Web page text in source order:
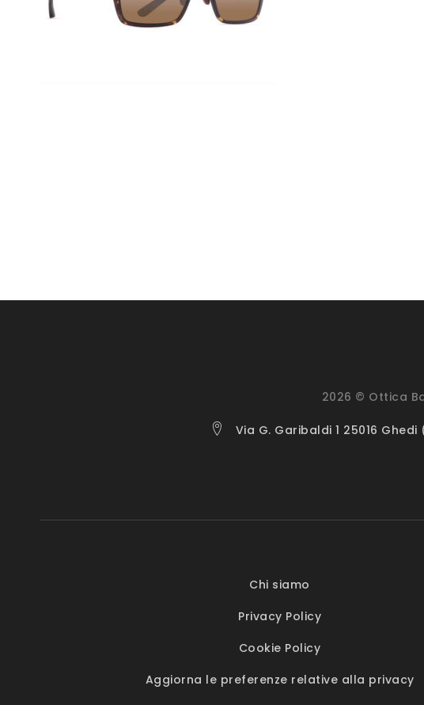
2026 © Ottica
Via G. Garibaldi 1 25016
Chi siamo
Privacy Policy
Cookie Policy
Aggiorna le preferenze relative alla privacy